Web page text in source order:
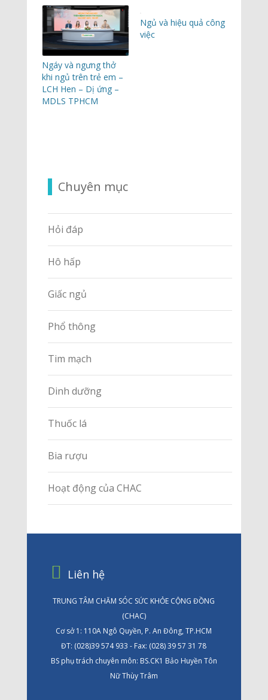
Ngáy và ngưng thở
khi ngủ trên trẻ em –
LCH Hen – Dị ứng –
MDLS TPHCM
Ngủ và hiệu quả công
việc
Chuyên mục
Hỏi đáp
Hô hấp
Giấc ngủ
Phổ thông
Tim mạch
Dinh dưỡng
Thuốc lá
Bia rượu
Hoạt động của CHAC
Liên hệ
TRUNG TÂM CHĂM SÓC SỨC KHỎE CỘNG ĐỒNG
(CHAC)
Cơ sở 1: 110A Ngô Quyền, P. An Đông, TP.HCM
ĐT: (028)39 574 933 - Fax: (028) 39 57 31 78
BS phụ trách chuyên môn: BS.CK1 Bảo Huyền Tôn
Nữ Thùy Trâm